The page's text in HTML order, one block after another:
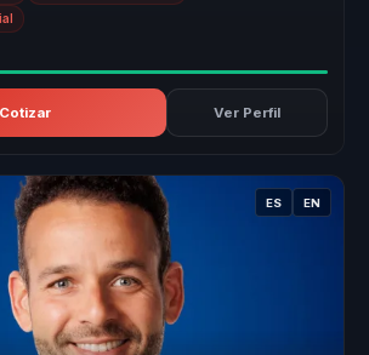
Ver Perfil
ES EN